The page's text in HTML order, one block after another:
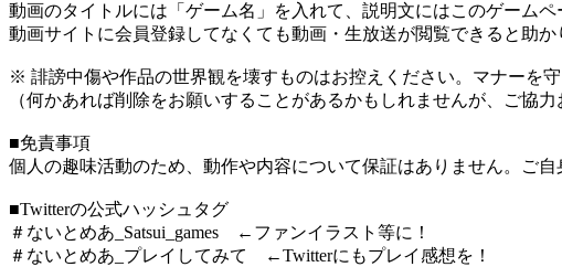
動画のタイトルには「ゲーム名」を入れて、説明文にはこのゲーム
動画サイトに会員登録してなくても動画・生放送が閲覧できると助か
※ 誹謗中傷や作品の世界観を壊すものはお控えください。マナーを守
（何かあれば削除をお願いすることがあるかもしれませんが、ご協力
■免責事項
個人の趣味活動のため、動作や内容について保証はありません。ご自
■Twitterの公式ハッシュタグ
＃ないとめあ_Satsui_games ←ファンイラスト等に！
＃ないとめあ_プレイしてみて ←Twitterにもプレイ感想を！